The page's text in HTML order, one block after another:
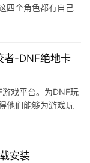
四个角色都有自己
者-DNF绝地卡
戏平台。为DNF玩
他们能够为游戏玩
安装